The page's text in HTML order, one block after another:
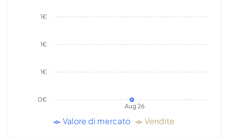
Aug 26
0€
1€
1€
1€
Valore di mercato Vendite